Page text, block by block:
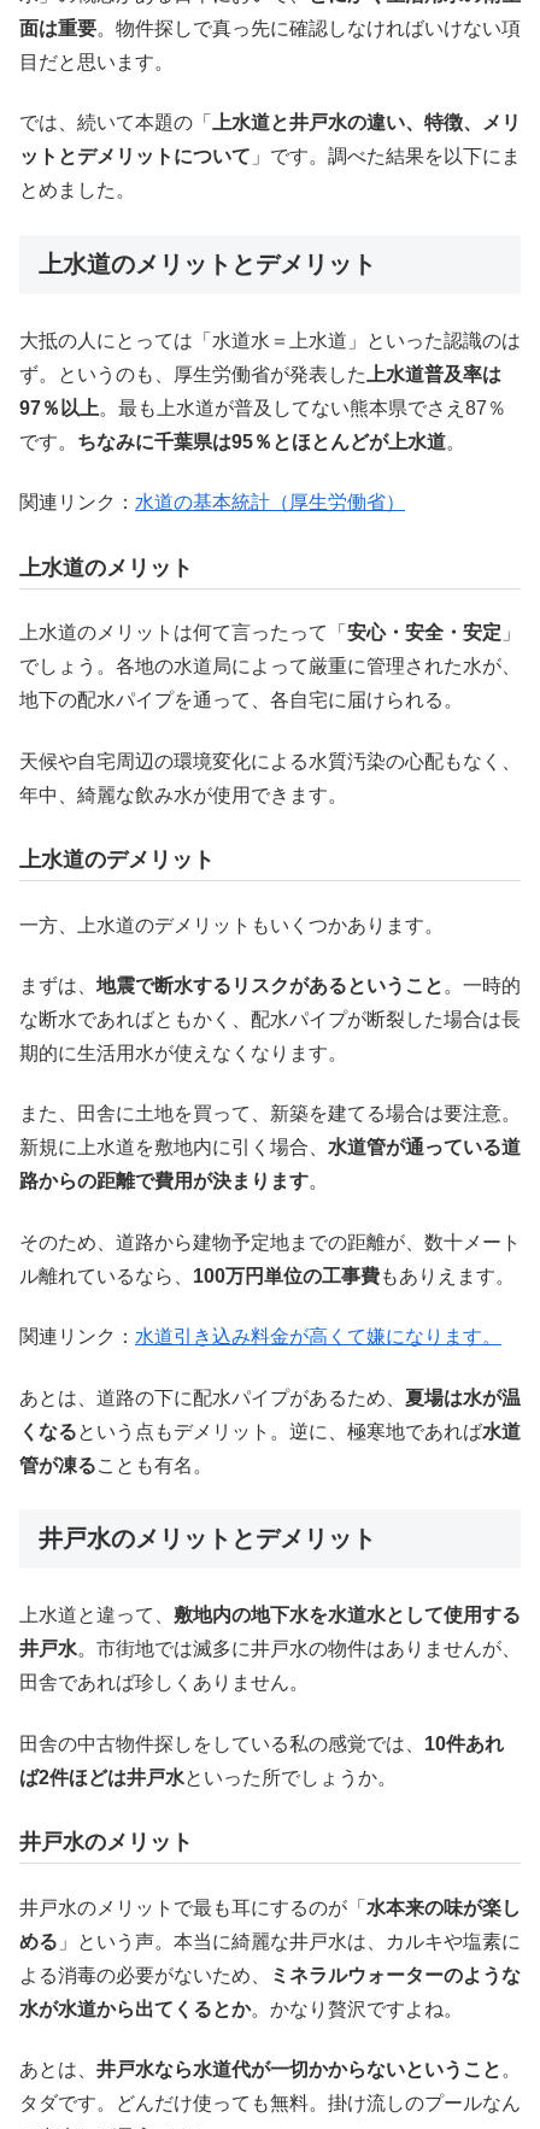
面は重要。物件探しで真っ先に確認しなければいけない項
目だと思います。
では、続いて本題の「
上水道と井戸水の違い、特徴、メリ
ットとデメリットについて 」です。調べた結果を以下にま
とめました。
上水道のメリットとデメリット
大抵の人にとっては「水道水＝上水道」といった認識のは
ず。というのも、厚生労働省が発表した
上水道普及率は
97％以上。最も上水道が普及してない熊本県でさえ87％
です。 ちなみに千葉県は95％とほとんどが上水道。
関連リンク： 水道の基本統計（厚生労働省）
上水道のメリット
上水道のメリットは何て言ったって「 安心・安全・安定 」
でしょう。各地の水道局によって厳重に管理された水が、
地下の配水パイプを通って、各自宅に届けられる。
天候や自宅周辺の環境変化による水質汚染の心配もなく、
年中、綺麗な飲み水が使用できます。
上水道のデメリット
一方、上水道のデメリットもいくつかあります。
まずは、 地震で断水するリスクがあるということ 。一時的
な断水であればともかく、配水パイプが断裂した場合は長
期的に生活用水が使えなくなります。
また、田舎に土地を買って、新築を建てる場合は要注意。
新規に上水道を敷地内に引く場合、 水道管が通っている道
路からの距離で費用が決まります。
そのため、道路から建物予定地までの距離が、数十メート
ル離れているなら、 100万円単位の工事費もありえます。
関連リンク： 水道引き込み料金が高くて嫌になります。
あとは、道路の下に配水パイプがあるため、 夏場は水が温
くなるという点もデメリット。逆に、極寒地であれば水道
管が凍ることも有名。
井戸水のメリットとデメリット
上水道と違って、 敷地内の地下水を水道水として使用する
井戸水。市街地では滅多に井戸水の物件はありませんが、
田舎であれば珍しくありません。
田舎の中古物件探しをしている私の感覚では、 10件あれ
ば2件ほどは井戸水といった所でしょうか。
井戸水のメリット
井戸水のメリットで最も耳にするのが「 水本来の味が楽し
める 」という声。本当に綺麗な井戸水は、カルキや塩素に
よる消毒の必要がないため、
ミネラルウォーターのような
水が水道から出てくるとか。かなり贅沢ですよね。
あとは、 井戸水なら水道代が一切かからないということ 。
タダです。どんだけ使っても無料。掛け流しのプールなん